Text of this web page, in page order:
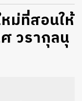
ม่ที่สอนให้
ศ วรากุลนุ